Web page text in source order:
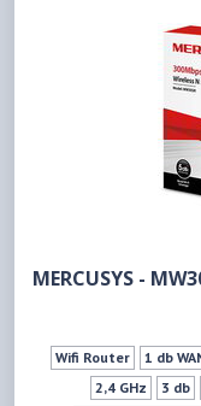
MERCUSYS -
Wifi Router 1 db
2,4 GHz
3 db